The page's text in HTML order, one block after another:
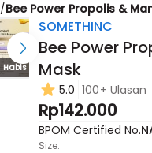
/Bee Power Propolis &
Habis Habis
SOMETHINC
Bee Power
Mask
5.0 100+ Ulasan
Rp142.000
BPOM Certified No.
Size: